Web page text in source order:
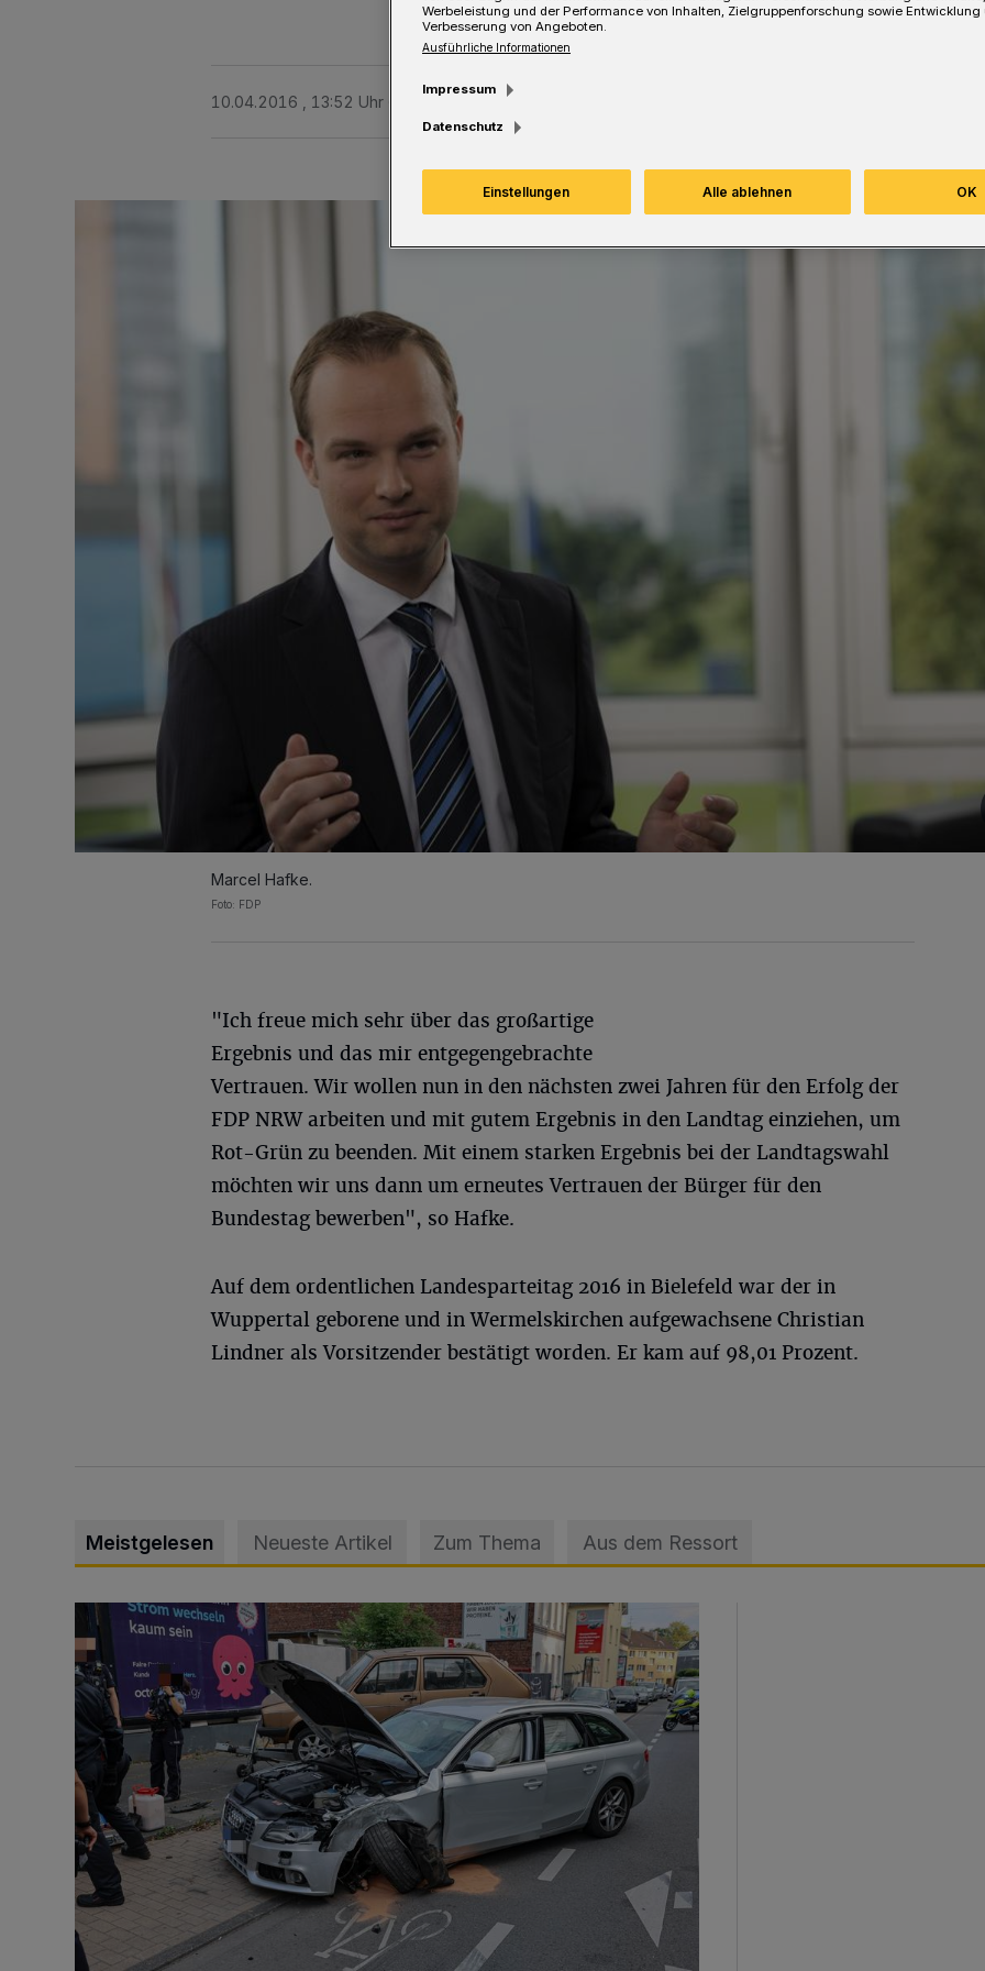
10.04.2016 , 13:52 Uhr Eine Minute Lesezeit
Marcel Hafke.
Foto: FDP
"Ich freue mich sehr über das großartige
Ergebnis und das mir entgegengebrachte
Vertrauen. Wir wollen nun in den nächsten zwei Jahren für den Erfolg der
FDP NRW arbeiten und mit gutem Ergebnis in den Landtag einziehen, um
Rot-Grün zu beenden. Mit einem starken Ergebnis bei der Landtagswahl
möchten wir uns dann um erneutes Vertrauen der Bürger für den
Bundestag bewerben", so Hafke.
Auf dem ordentlichen Landesparteitag 2016 in Bielefeld war der in
Wuppertal geborene und in Wermelskirchen aufgewachsene Christian
Lindner als Vorsitzender bestätigt worden. Er kam auf 98,01 Prozent.
Meistgelesen Neueste Artikel Zum Thema Aus dem Ressort
Schwerer Unfall mit 2,48 Promille
Werbeleistung und der Performance von Inhalten, Zielgruppenforschung sowie Entwicklung
Verbesserung von Angeboten.
Ausführliche Informationen
Impressum
Datenschutz
Einstellungen Alle ablehnen OK